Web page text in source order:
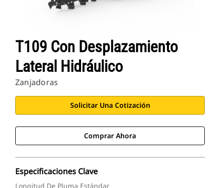
T109 Con Desplazamiento
Lateral Hidráulico
Zanjadoras
Solicitar Una Cotización
Comprar Ahora
Especificaciones Clave
Longitud De Pluma Estándar